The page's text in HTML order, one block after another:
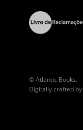
© Atlantic Books.
Digitally crafted by